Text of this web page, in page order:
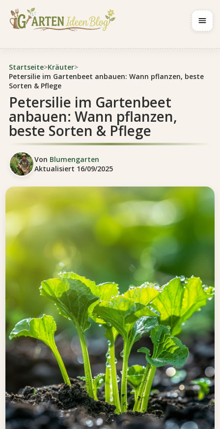
Startseite>Kräuter>
Petersilie im Gartenbeet anbauen: Wann pflanzen, beste
Sorten & Pflege
Petersilie im Gartenbeet
anbauen: Wann pflanzen,
beste Sorten & Pflege
Von Blumengarten
Aktualisiert 16/09/2025